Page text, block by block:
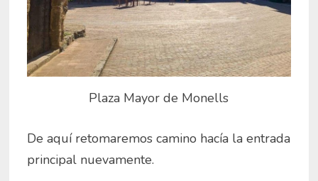
Plaza Mayor de Monells
De aquí retomaremos camino hacía la entrada
principal nuevamente.